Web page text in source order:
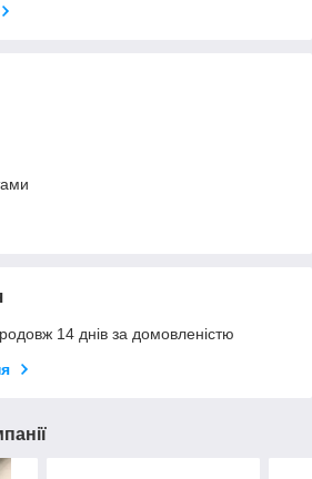
14 днів за домовленістю